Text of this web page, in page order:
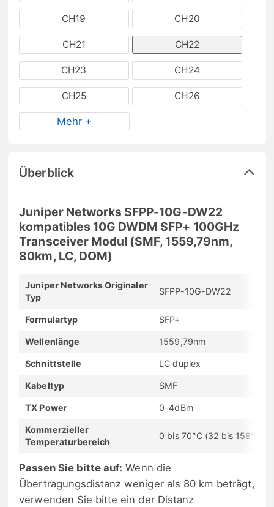
CH19 CH20
CH21 CH22
CH23 CH24
CH25 CH26
Mehr +
Überblick
Juniper Networks SFPP-10G-DW22
kompatibles 10G DWDM SFP+ 100GHz
Transceiver Modul (SMF, 1559,79nm,
80km, LC, DOM)
Juniper Networks Originaler
Typ
SFPP-10G-DW22
Formulartyp SFP+
Wellenlänge 1559,79nm
Schnittstelle LC duplex
Kabeltyp SMF
TX Power 0-4dBm
Kommerzieller
Temperaturbereich
0 bis 70°C (32 bis 158°F)
Passen Sie bitte auf: Wenn die
Übertragungsdistanz weniger als 80 km beträgt,
verwenden Sie bitte ein der Distanz